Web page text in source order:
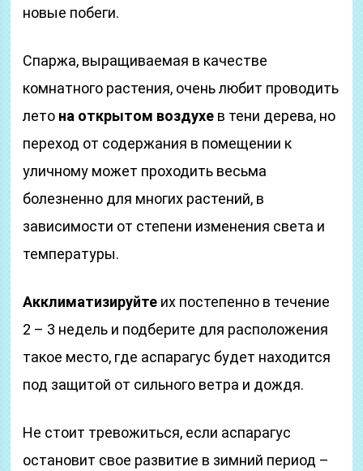
новые побеги.
Спаржа, выращиваемая в качестве
комнатного растения, очень любит проводить
лето на открытом воздухе в тени дерева, но
переход от содержания в помещении к
уличному может проходить весьма
болезненно для многих растений, в
зависимости от степени изменения света и
температуры.
Акклиматизируйте их постепенно в течение
2 – 3 недель и подберите для расположения
такое место, где аспарагус будет находится
под защитой от сильного ветра и дождя.
Не стоит тревожиться, если аспарагус
остановит свое развитие в зимний период –